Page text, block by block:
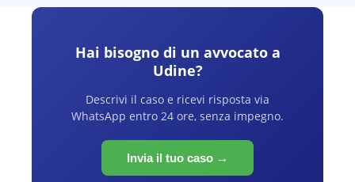
Hai bisogno di un avvocato a
Udine?
Descrivi il caso e ricevi risposta via
WhatsApp entro 24 ore, senza impegno.
Invia il tuo caso →